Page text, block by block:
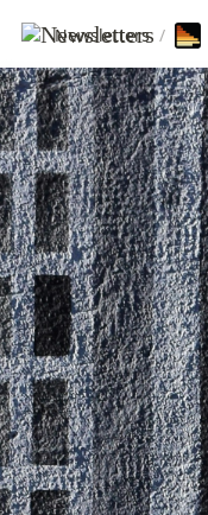
Newsletters /